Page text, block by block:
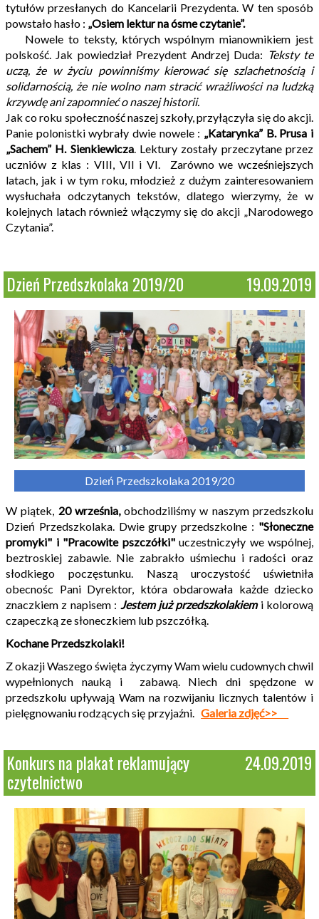
tytułów przesłanych do Kancelarii Prezydenta. W ten sposób
powstało hasło : „Osiem lektur na ósmeczytanie”.
Nowele to teksty, których wspólnym mianownikiem jest
polskość. Jak powiedział Prezydent Andrzej Duda: Teksty te
uczą, że w życiu powinniśmy kierować się szlachetnością i
solidarnością, że nie wolno nam stracić wrażliwości na ludzką
krzywdę ani zapomnieć o naszej historii.
Jak co roku społeczność naszej szkoły, przyłączyła się do akcji.
Panie polonistki wybrały dwie nowele : „Katarynka” B. Prusa i
„Sachem” H. Sienkiewicza. Lektury zostały przeczytane przez
uczniów z klas : VIII, VII i VI. Zarówno we wcześniejszych
latach, jak i w tym roku, młodzież z dużym zainteresowaniem
wysłuchała odczytanych tekstów, dlatego wierzymy, że w
kolejnych latach również włączymy się do akcji „Narodowego
Czytania”.
Dzień Przedszkolaka 2019/20 19.09.2019
Dzień Przedszkolaka 2019/20
W piątek, 20 września,obchodziliśmy w naszym przedszkolu
Dzień Przedszkolaka. Dwie grupy przedszkolne : "Słoneczne
promyki" i "Pracowite pszczółki"uczestniczyły we wspólnej,
beztroskiej zabawie. Nie zabrakło uśmiechu i radości oraz
słodkiego poczęstunku. Naszą uroczystość uświetniła
obecnośc Pani Dyrektor, która obdarowała każde dziecko
znaczkiem z napisem : Jestem już przedszkolakiem i kolorową
czapeczką ze słoneczkiem lub pszczółką.
Kochane Przedszkolaki!
Z okazji Waszego święta życzymy Wam wielu cudownych chwil
wypełnionych nauką i zabawą. Niech dni spędzone w
przedszkolu upływają Wam na rozwijaniu licznych talentów i
pielęgnowaniu rodzących się przyjaźni.Galeria zdjęć>>
Konkurs na plakat reklamujący
czytelnictwo
24.09.2019